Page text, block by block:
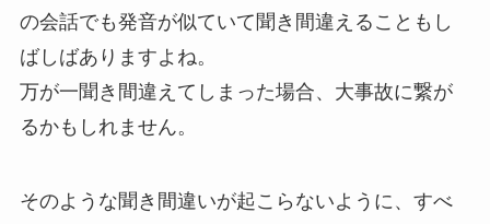
の会話でも発音が似ていて聞き間違えることもし
ばしばありますよね。
万が一聞き間違えてしまった場合、大事故に繋が
るかもしれません。
そのような聞き間違いが起こらないように、すべ